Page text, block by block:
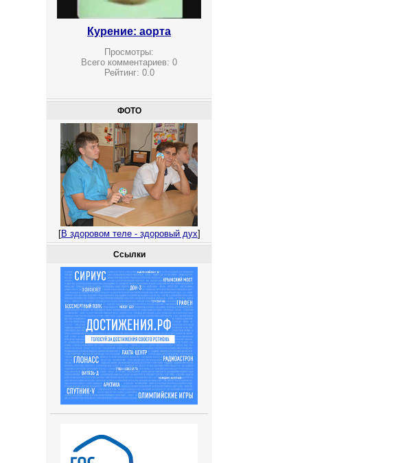
Курение: аорта
Просмотры:
Всего комментариев:0
Рейтинг: 0.0
ФОТО
[В здоровом теле - здоровый дух]
Ссылки